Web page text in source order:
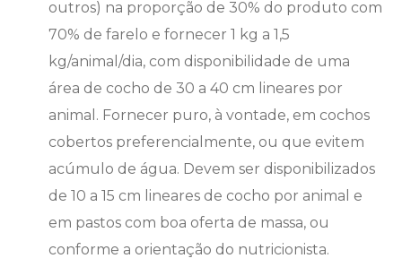
outros) na proporção de 30% do produto com
70% de farelo e fornecer 1 kg a 1,5
kg/animal/dia, com disponibilidade de uma
área de cocho de 30 a 40 cm lineares por
animal. Fornecer puro, à vontade, em cochos
cobertos preferencialmente, ou que evitem
acúmulo de água. Devem ser disponibilizados
de 10 a 15 cm lineares de cocho por animal e
em pastos com boa oferta de massa, ou
conforme a orientação do nutricionista.